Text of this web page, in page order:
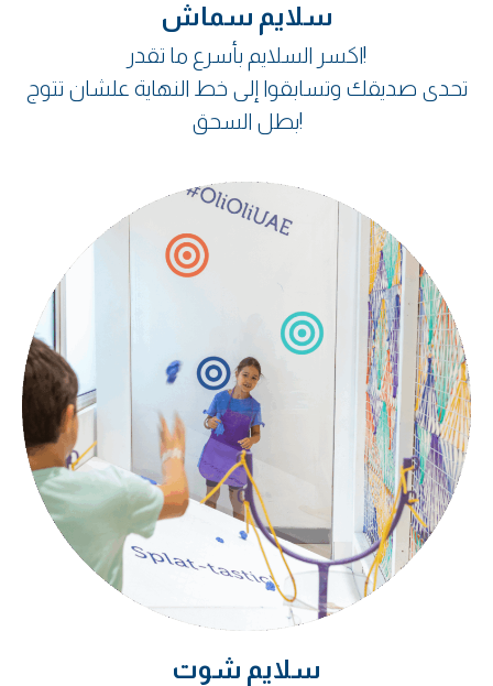
سلايم سماش
اكسر السلايم بأسرع ما تقدر!
تحدى صديقك وتسابقوا إلى خط النهاية علشان تتوج
بطل السحق!
سلايم شوت